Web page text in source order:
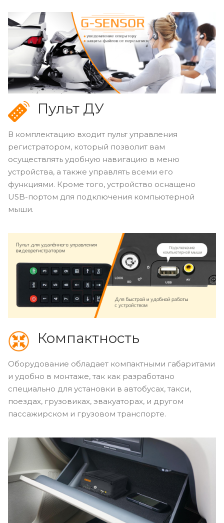
Пульт ДУ
В комплектацию входит пульт управления
регистратором, который позволит вам
осуществлять удобную навигацию в меню
устройства, а также управлять всеми его
функциями. Кроме того, устройство оснащено
USB-портом для подключения компьютерной
мыши.
Компактность
Оборудование обладает компактными габаритами
и удобно в монтаже, так как разработано
специально для установки в автобусах, такси,
поездах, грузовиках, эвакуаторах, и другом
пассажирском и грузовом транспорте.